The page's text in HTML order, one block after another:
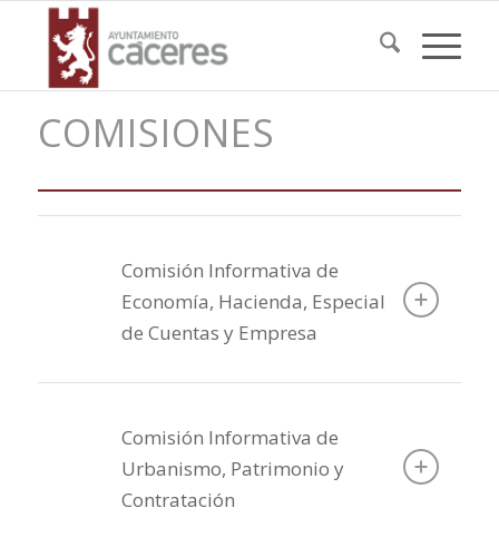
COMISIONES
Comisión Informativa de
Economía, Hacienda, Especial
de Cuentas y Empresa
Comisión Informativa de
Urbanismo, Patrimonio y
Contratación